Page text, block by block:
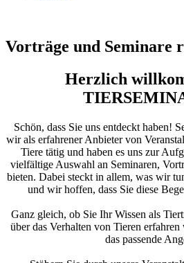
Vorträge und Seminare
Herzlich
Schön, dass Sie uns entdeckt haben!
wir als erfahrener Anbieter von
Tiere tätig und haben es uns zur
vielfältige Auswahl an Seminaren,
bieten. Dabei steckt in allem, was wir
und wir hoffen, dass Sie diese
Ganz gleich, ob Sie Ihr Wissen als
über das Verhalten von Tieren
das passende